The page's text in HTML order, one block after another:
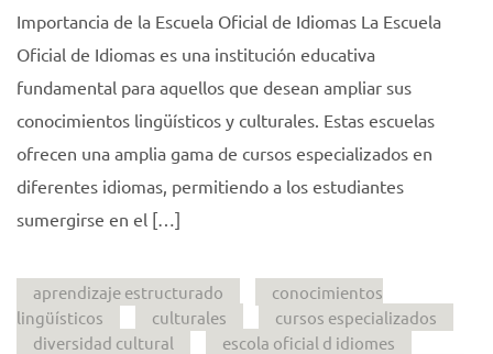
Importancia de la Escuela Oficial de Idiomas La Escuela
Oficial de Idiomas es una institución educativa
fundamental para aquellos que desean ampliar sus
conocimientos lingüísticos y culturales. Estas escuelas
ofrecen una amplia gama de cursos especializados en
diferentes idiomas, permitiendo a los estudiantes
sumergirse en el […]
aprendizaje estructurado
conocimientos
lingüísticos
culturales
cursos especializados
diversidad cultural
escola oficial d idiomes